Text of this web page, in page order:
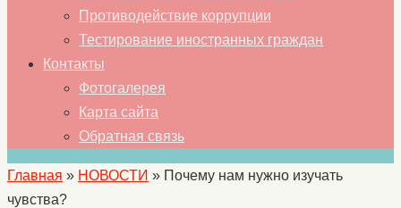
Противодействие коррупции
Тестирование иностранных граждан
Контакты
Фотогалерея
Карта сайта
Обратная связь
Главная » НОВОСТИ » Почему нам нужно изучать
чувства?